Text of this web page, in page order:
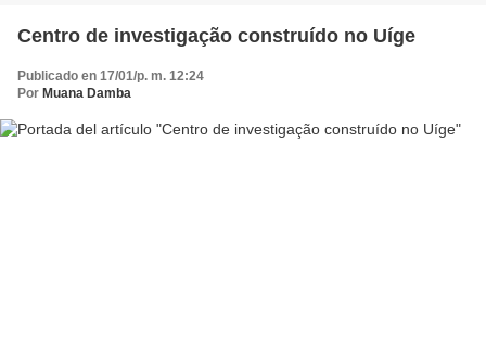
Centro de investigação construído no Uíge
Publicado en 17/01/p. m. 12:24
Por Muana Damba